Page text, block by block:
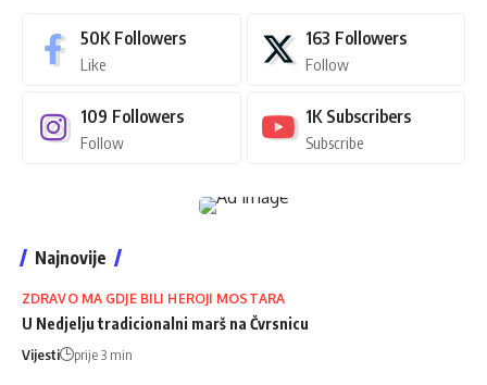
50K Followers
Like
163 Followers
Follow
109 Followers
Follow
1K Subscribers
Subscribe
Najnovije
ZDRAVO MA GDJE BILI HEROJI MOSTARA
U Nedjelju tradicionalni marš na Čvrsnicu
Vijesti prije 3 min